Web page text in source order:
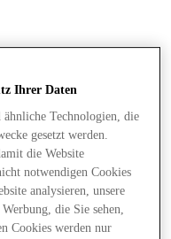
Ihrer Daten
ähnliche Technologien, die
gesetzt werden.
die Website
notwendigen Cookies
analysieren, unsere
die Sie sehen,
Cookies werden nur